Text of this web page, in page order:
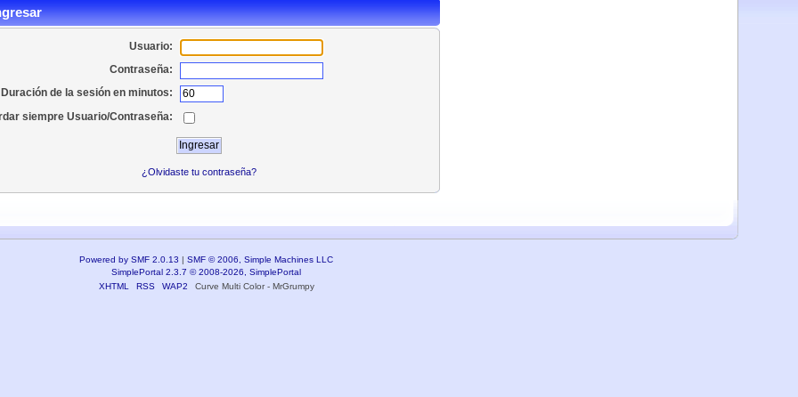
Usuario:
Contraseña:
Duración de la sesión en minutos:
siempre Usuario/Contraseña:
¿Olvidaste tu contraseña?
Powered by SMF 2.0.13 | SMF © 2006, Simple Machines LLC
SimplePortal 2.3.7 © 2008-2026, SimplePortal
XHTML
RSS WAP2 Curve Multi Color - MrGrumpy